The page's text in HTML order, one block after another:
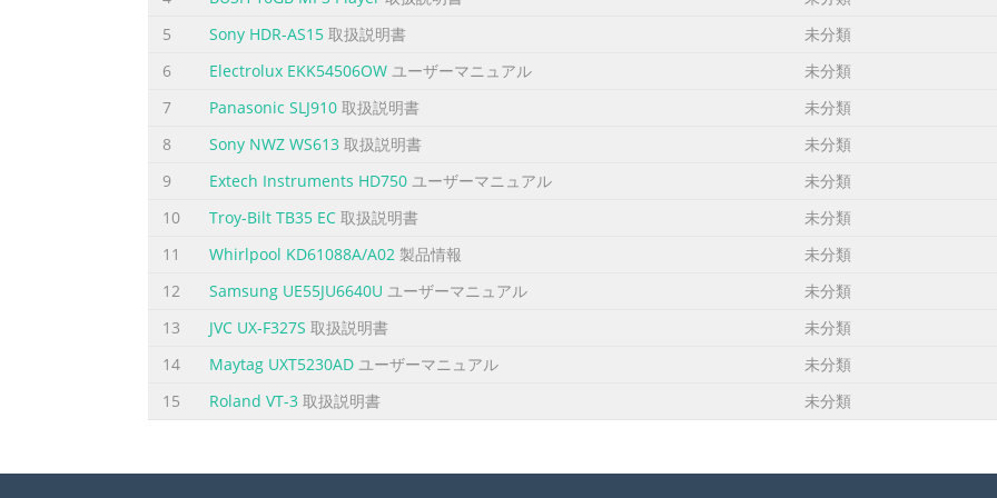
5
Sony HDR-AS15 取扱説明書 未分類
6
Electrolux EKK54506OW ユーザーマニュアル 未分類
7
Panasonic SLJ910 取扱説明書 未分類
8
Sony NWZ WS613 取扱説明書 未分類
9
Extech Instruments HD750 ユーザーマニュアル 未分類
10
Troy-Bilt TB35 EC 取扱説明書 未分類
11
Whirlpool KD61088A/A02 製品情報 未分類
12
Samsung UE55JU6640U ユーザーマニュアル 未分類
13
JVC UX-F327S 取扱説明書 未分類
14
Maytag UXT5230AD ユーザーマニュアル 未分類
15
Roland VT-3 取扱説明書 未分類